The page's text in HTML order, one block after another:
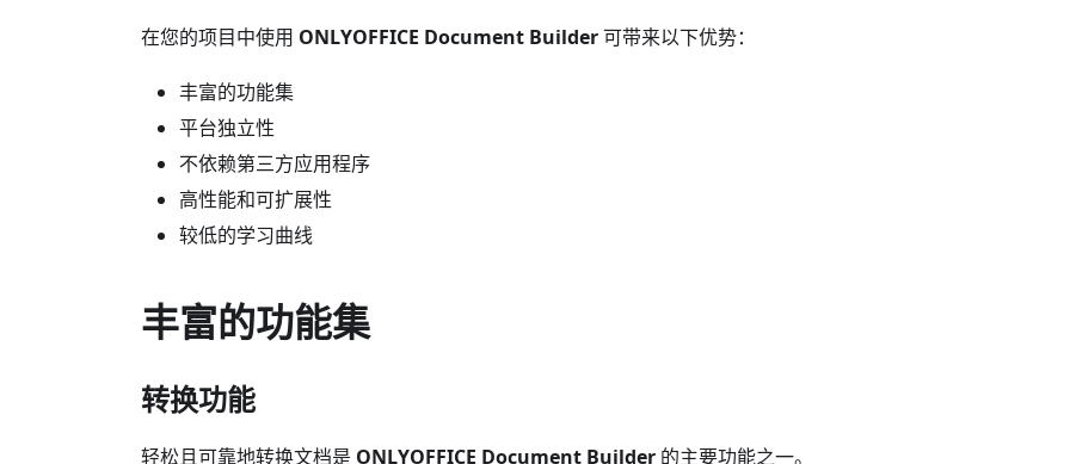
在您的项目中使用 ONLYOFFICE Document Builder可带来以下优势：
丰富的功能集
平台独立性
不依赖第三方应用程序
高性能和可扩展性
较低的学习曲线
丰富的功能集
转换功能
轻松且可靠地转换文档是 ONLYOFFICE Document Builder 的主要功能之一。